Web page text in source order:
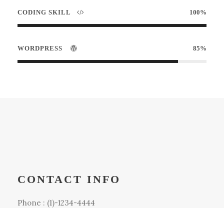
CODING SKILL 100%
WORDPRESS 85%
CONTACT INFO
Phone : (1)-1234-4444